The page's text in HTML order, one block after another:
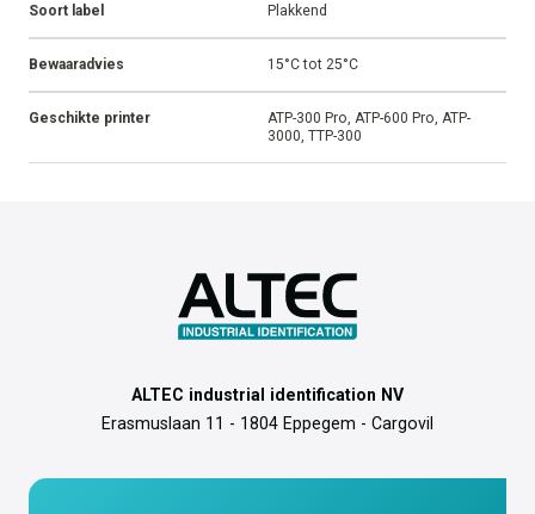
Soort label Plakkend
Bewaaradvies 15°C tot 25°C
Geschikte printer
ATP-300 Pro, ATP-600 Pro, ATP-
3000, TTP-300
ALTEC industrial identification NV
Erasmuslaan 11 - 1804 Eppegem - Cargovil